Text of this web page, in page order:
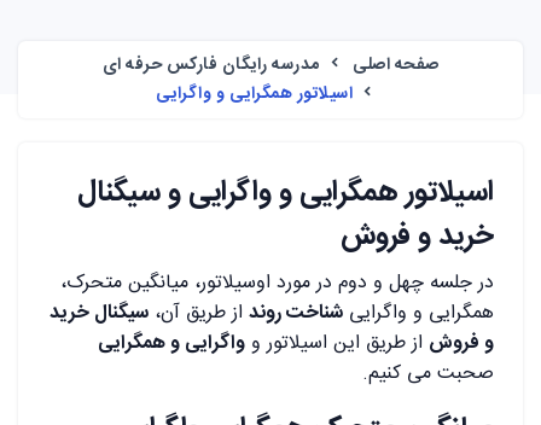
صفحه اصلی
مدرسه رایگان فارکس حرفه ای
اسیلاتور همگرایی و واگرایی
اسیلاتور همگرایی و واگرایی و سیگنال
خرید و فروش
در جلسه چهل و دوم در مورد اوسیلاتور، میانگین متحرک،
همگرایی و واگرایی شناخت روند از طریق آن، سیگنال خرید
و فروش از طریق این اسیلاتور وواگرایی و همگرایی
صحبت می کنیم.